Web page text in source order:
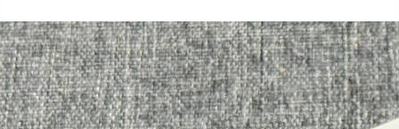
В Красноярске
сотрудники полиции
вернули парню